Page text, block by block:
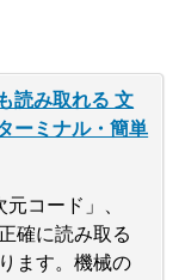
読み取れる 文
ーミナル・簡単
コード」、
確に読み取る
ます。機械の